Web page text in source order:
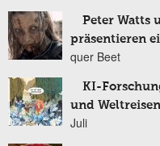
Peter Watts
präsentieren
quer Beet
KI-
und
Juli